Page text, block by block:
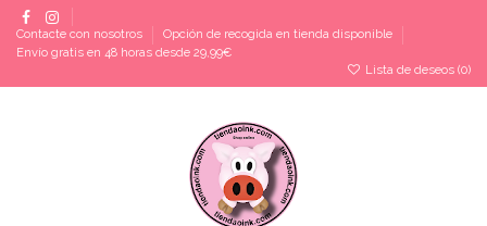
Contacte con nosotros
Opción de recogida en tienda disponible
Envío gratis en 48 horas desde 29,99€
Lista de deseos (0)